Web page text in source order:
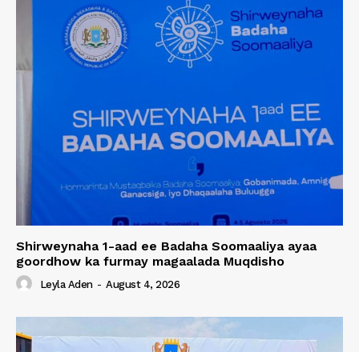
Shirweynaha 1-aad ee Badaha Soomaaliya ayaa
goordhow ka furmay magaalada Muqdisho
Leyla Aden - August 4, 2026